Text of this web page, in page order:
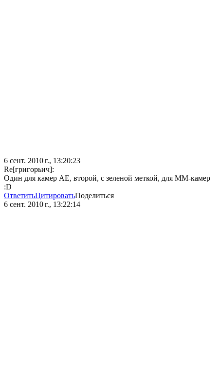
6 сент. 2010 г., 13:20:23
Re[григорьич]:
Один для камер АЕ, второй, с зеленой меткой, для ММ-камер
:D
ОтветитьЦитироватьПоделиться
6 сент. 2010 г., 13:22:14